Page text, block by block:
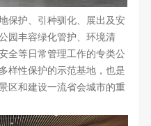
保护、引种驯化、展出及安
园丰容绿化管护、环境清
全等日常管理工作的专类公
样性保护的示范基地，也是
区和建设一流省会城市的重